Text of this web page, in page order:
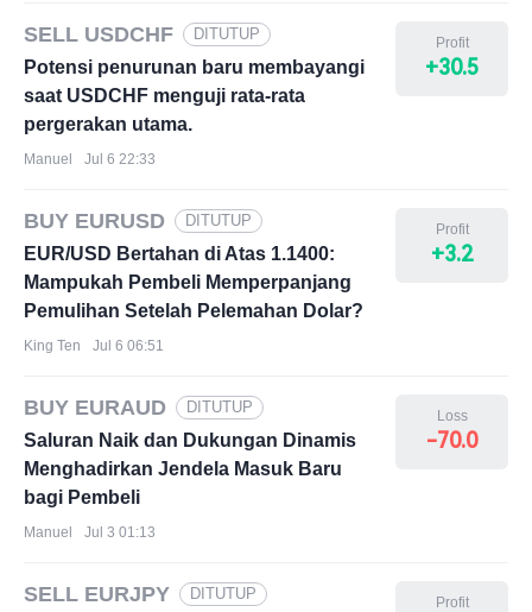
SELL USDCHF DITUTUP
Potensi penurunan baru membayangi
saat USDCHF menguji rata-rata
pergerakan utama.
Profit
+30.5
Manuel Jul 6 22:33
BUY EURUSD DITUTUP
EUR/USD Bertahan di Atas 1.1400:
Mampukah Pembeli Memperpanjang
Pemulihan Setelah Pelemahan Dolar?
Profit
+3.2
King Ten Jul 6 06:51
BUY EURAUD DITUTUP
Saluran Naik dan Dukungan Dinamis
Menghadirkan Jendela Masuk Baru
bagi Pembeli
Loss
-70.0
Manuel Jul 3 01:13
SELL EURJPY DITUTUP Profit